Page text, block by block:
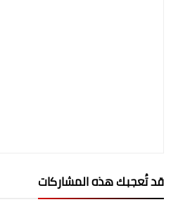
قد تُعجبك هذه المشاركات